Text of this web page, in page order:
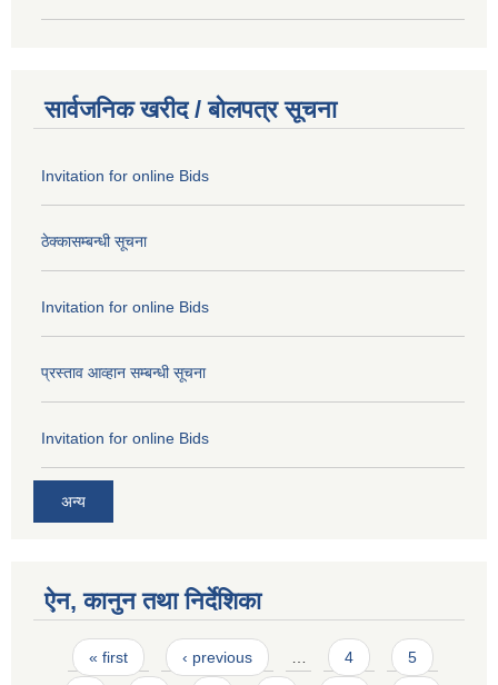
सार्वजनिक खरीद / बोलपत्र सूचना
Invitation for online Bids
ठेक्कासम्बन्धी सूचना
Invitation for online Bids
प्रस्ताव आव्हान सम्बन्धी सूचना
Invitation for online Bids
अन्य
ऐन, कानुन तथा निर्देशिका
Pages
« first ‹ previous 4 5